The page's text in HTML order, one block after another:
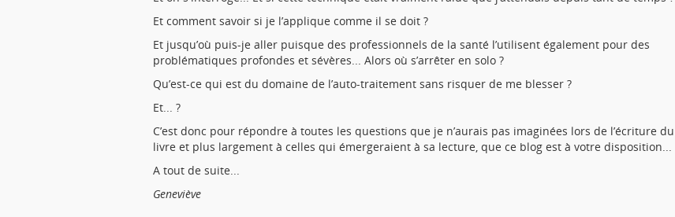
Et comment savoir si je l’applique comme il se doit ?
Et jusqu’où puis-je aller puisque des professionnels de la santé l’utilisent également pour des
problématiques profondes et sévères... Alors où s’arrêter en solo ?
Qu’est-ce qui est du domaine de l’auto-traitement sans risquer de me blesser ?
Et... ?
C’est donc pour répondre à toutes les questions que je n’aurais pas imaginées lors de l’écriture du
livre et plus largement à celles qui émergeraient à sa lecture, que ce blog est à votre disposition...
A tout de suite...
Geneviève